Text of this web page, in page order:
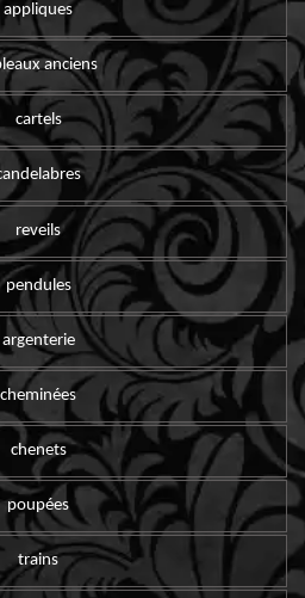
appliques
anciens
cartels
reveils
pendules
argenterie
cheminées
chenets
poupées
trains